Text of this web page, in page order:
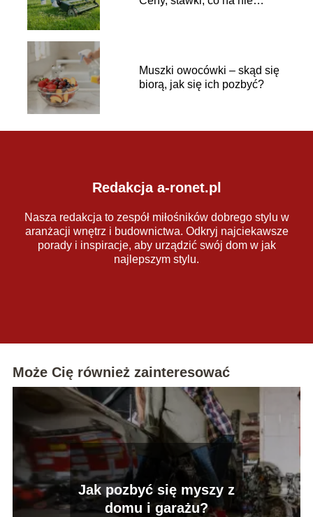
Muszki owocówki – skąd się
biorą, jak się ich pozbyć?
Redakcja a-ronet.pl
Nasza redakcja to zespół miłośników dobrego stylu w
aranżacji wnętrz i budownictwa. Odkryj najciekawsze
porady i inspiracje, aby urządzić swój dom w jak
najlepszym stylu.
Może Cię również zainteresować
Jak pozbyć się myszy z
domu i garażu?